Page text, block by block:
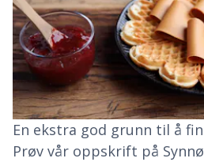
En ekstra god grunn til å
Prøv vår oppskrift på